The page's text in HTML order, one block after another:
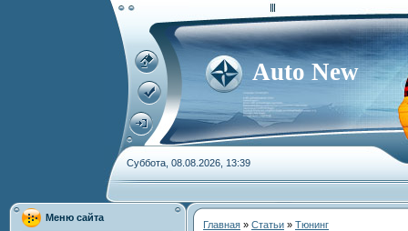
Auto New
Суббота, 08.08.2026, 13:39
Меню сайта
Главная » Статьи » Тюнинг